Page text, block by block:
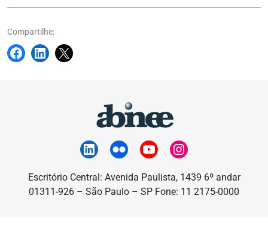
Compartilhe:
Escritório Central: Avenida Paulista, 1439 6º andar
01311-926 – São Paulo – SP Fone: 11 2175-0000